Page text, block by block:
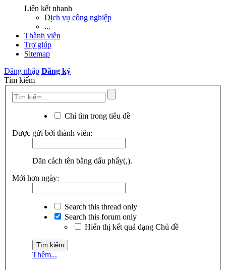
Liên kết nhanh
Dịch vụ công nghiệp
...
Thành viên
Trợ giúp
Sitemap
Đăng nhập Đăng ký
Tìm kiếm
Chỉ tìm trong tiêu đề
Được gửi bởi thành viên:
Dãn cách tên bằng dấu phẩy(,).
Mới hơn ngày:
Search this thread only
Search this forum only
Hiển thị kết quả dạng Chủ đề
Thêm...